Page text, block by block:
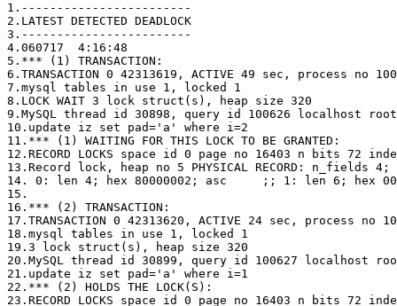
1.------------------------
2.LATEST DETECTED DEADLOCK
3.------------------------
4.060717  4:16:48
5.*** (1) TRANSACTION:
6.TRANSACTION 0 42313619, ACTIVE 49 sec, process
7.mysql tables in use 1, locked 1
8.LOCK WAIT 3 lock struct(s), heap size 320
9.MySQL thread id 30898, query id 100626 localhost
10.update iz set pad='a' where i=2
11.*** (1) WAITING FOR THIS LOCK TO BE GRANTED:
12.RECORD LOCKS space id 0 page no 16403 n bits
13.Record lock, heap no 5 PHYSICAL RECORD:
14. 0: len 4; hex 80000002; asc     ;; 1: len 6; hex
15.
16.*** (2) TRANSACTION:
17.TRANSACTION 0 42313620, ACTIVE 24 sec, process
18.mysql tables in use 1, locked 1
19.3 lock struct(s), heap size 320
20.MySQL thread id 30899, query id 100627 localhost
21.update iz set pad='a' where i=1
22.*** (2) HOLDS THE LOCK(S):
23.RECORD LOCKS space id 0 page no 16403 n bits